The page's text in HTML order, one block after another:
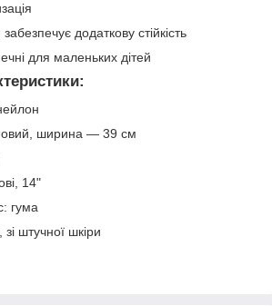
додаткову стійкість
для маленьких дітей
ширина — 39 см
14"
гума
штучної шкіри